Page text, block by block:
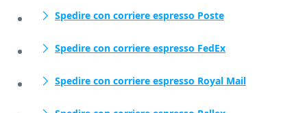
Spedire con corriere espresso Poste
Spedire con corriere espresso FedEx
Spedire con corriere espresso Royal Mail